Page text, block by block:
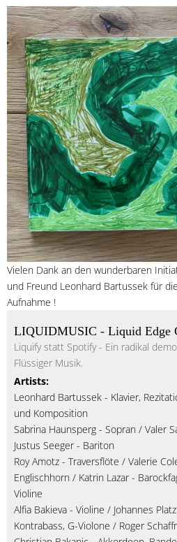
Vielen Dank an den wunderbaren
und Freund Leonhard Bartussek für
Aufnahme !
LIQUIDMUSIC - Liquid Edge
Liquify statt Spotify - Ein radikal
Flüssiger Musik.
Artists:
Leonhard Bartussek - Klavier,
und Komposition
Sabrina Haunsperg - Sopran / Valer
Justus Seeger - Bariton
Roy Amotz - Traversflöte / Valerie
Englischhorn / Katrin Lazar -
Violine
Alfia Bakieva - Violine / Johannes
Kontrabass, G-Violone / Roger